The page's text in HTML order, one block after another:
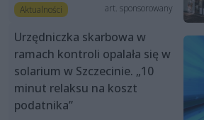
Aktualności art. sponsorowany
Urzędniczka skarbowa w
ramach kontroli opalała się w
solarium w Szczecinie. „10
minut relaksu na koszt
podatnika”